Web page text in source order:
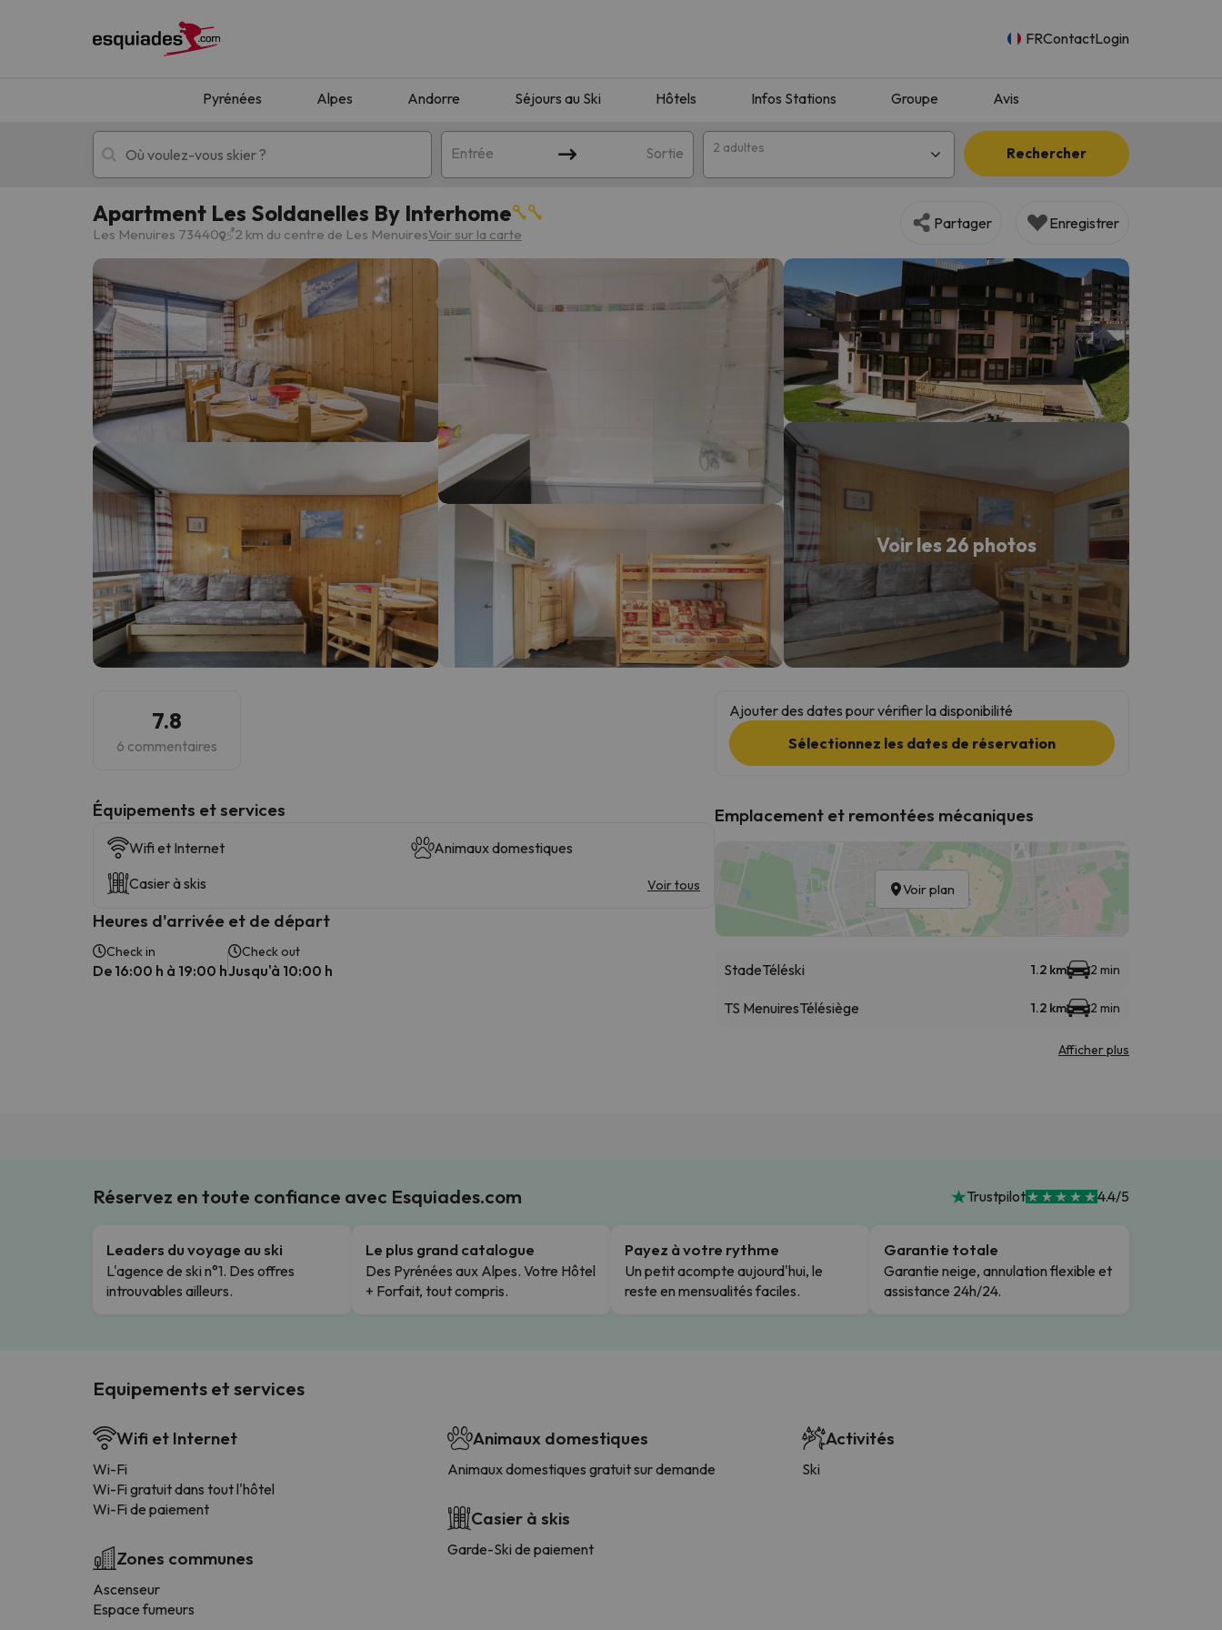
FRContactLogin
Pyrénées Alpes Andorre Séjours au Ski Hôtels Infos Stations Groupe Avis
Entrée Sortie 2 adultes Rechercher
Séjours au ski Séjours montagne
Oups, nous n'avons pas trouvé de résultats correspondant à votre recherche. Essayez de modifier la destination.
Il semble que notre chercheur se soit égaré. Dès qu'il aura retrouvé sa boussole, il reviendra.
Apartment Les Soldanelles By Interhome
Les Menuires 73440 2 km du centre de Les MenuiresVoir sur la carte
Partager Enregistrer
Voir les 26 photos
7.8
6 commentaires
​Équipements et services
Wifi et Internet
Animaux domestiques
Casier à skis
Voir tous
Heures d'arrivée et de départ
Check in
De 16:00 h à 19:00 h
Check out
Jusqu'à 10:00 h
Ajouter des dates pour vérifier la disponibilité
Sélectionnez les dates de réservation
Emplacement et remontées mécaniques
Voir plan
StadeTéléski 1.2 km 2 min
TS MenuiresTélésiège 1.2 km 2 min
Afficher plus
Réservez en toute confiance avec Esquiades.com Trustpilot 4.4/5
Leaders du voyage au ski
L'agence de ski n°1. Des offres
introuvables ailleurs.
Le plus grand catalogue
Des Pyrénées aux Alpes. Votre Hôtel
+ Forfait, tout compris.
Payez à votre rythme
Un petit acompte aujourd'hui, le
reste en mensualités faciles.
Garantie totale
Garantie neige, annulation flexible et
assistance 24h/24.
Equipements et services
Wifi et Internet
Wi-Fi
Wi-Fi gratuit dans tout l'hôtel
Wi-Fi de paiement
Zones communes
Ascenseur
Espace fumeurs
Animaux domestiques
Animaux domestiques gratuit sur demande
Casier à skis
Garde-Ski de paiement
Activités
Ski